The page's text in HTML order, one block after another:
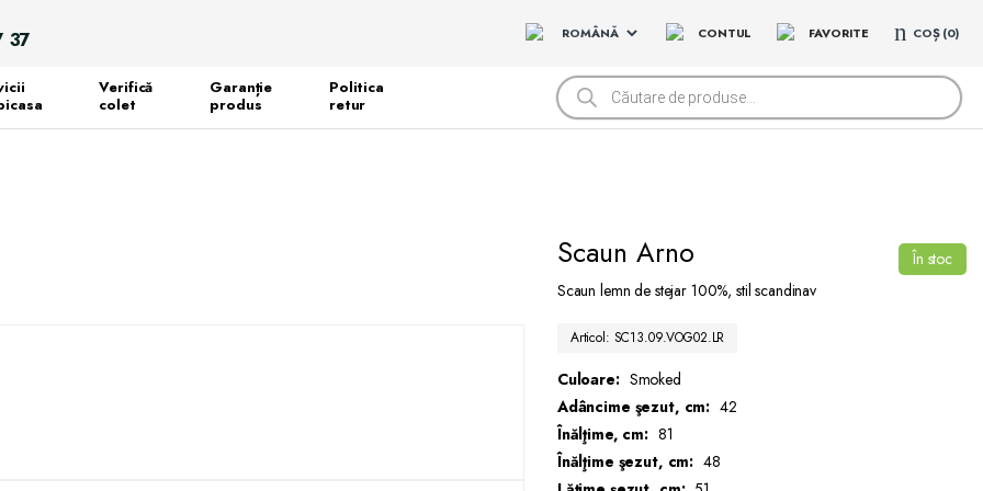
37 CONTUL FAVORITE COȘ 0
Verifică
colet
Garanție
produs
Politica
retur
Products
search
Scaun Arno
Scaun lemn de stejar 100%, stil scandinav
Articol: SC13.09.VOG02.LR
Culoare: Smoked
Adâncime şezut, cm: 42
Înălţime, cm: 81
Înălţime şezut, cm: 48
În stoc